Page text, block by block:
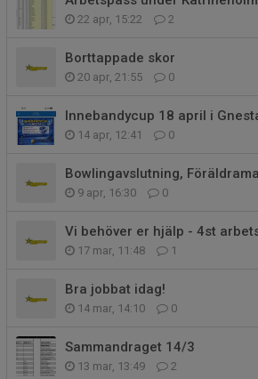
22 apr, 15:22 2
Borttappade skor
20 apr, 21:55 0
Innebandycup 18 april i
14 apr, 12:41 0
Bowlingavslutning,
9 apr, 16:30 0
Vi behöver er hjälp - 4st
17 mar, 11:48 1
Bra jobbat idag!
14 mar, 14:10 0
Sammandraget 14/3
13 mar, 13:49 2